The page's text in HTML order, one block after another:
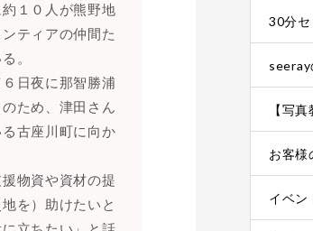
１０人が熊野地
ティアの仲間た
。
日夜に那智勝浦
ため、津田さん
古座川町に向か
物資や資材の提
を）助けたいと
30分セ
seeray
【写真
お客様
イベン